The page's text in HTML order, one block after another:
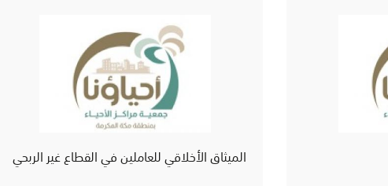
الميثاق الأخلاقي للعاملين في القطاع غير الربحي